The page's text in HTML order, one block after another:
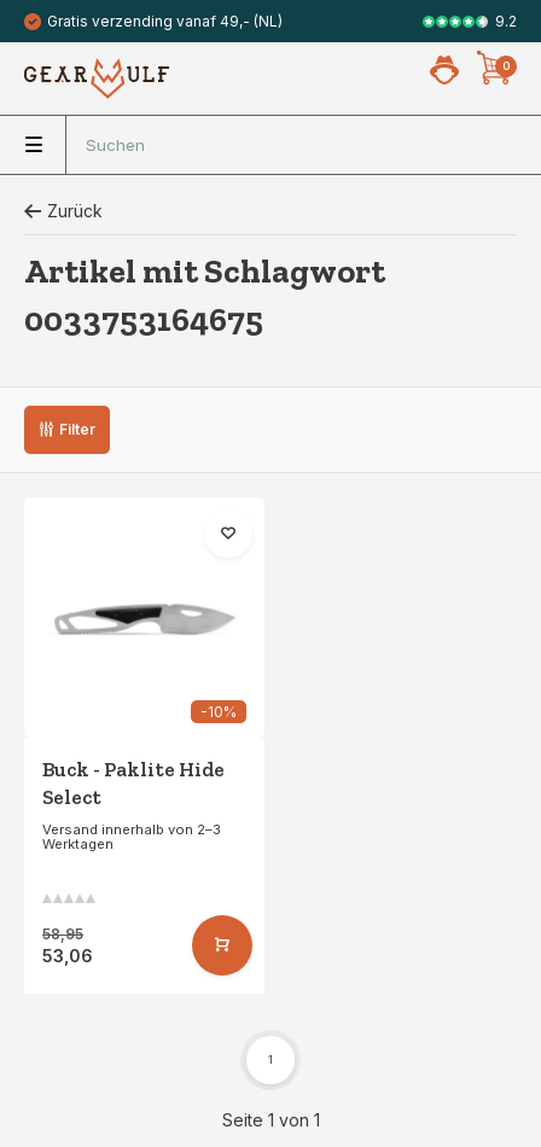
Gratis verzending vanaf 49,- (NL) Veilig met
9.2
0
Zurück
Artikel mit Schlagwort
0033753164675
Filter
-10%
Buck - Paklite Hide
Select
Versand innerhalb von 2–3
Werktagen
58,95
53,06
Seite 1 von 1
1